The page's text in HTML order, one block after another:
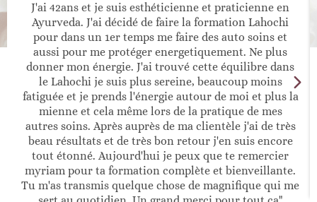
J'ai 42ans et je suis esthéticienne et praticienne en
Ayurveda. J'ai décidé de faire la formation Lahochi
pour dans un 1er temps me faire des auto soins et
aussi pour me protéger energetiquement. Ne plus
donner mon énergie. J'ai trouvé cette équilibre dans
le Lahochi je suis plus sereine, beaucoup moins
fatiguée et je prends l'énergie autour de moi et plus la
mienne et cela même lors de la pratique de mes
autres soins. Après auprès de ma clientèle j'ai de très
beau résultats et de très bon retour j'en suis encore
tout étonné. Aujourd'hui je peux que te remercier
myriam pour ta formation complète et bienveillante.
Tu m'as transmis quelque chose de magnifique qui me